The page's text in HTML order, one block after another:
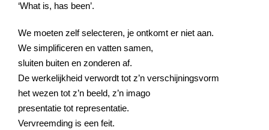
‘What is, has been’.
We moeten zelf selecteren, je ontkomt er niet aan.
We simplificeren en vatten samen,
sluiten buiten en zonderen af.
De werkelijkheid verwordt tot z’n verschijningsvorm
het wezen tot z’n beeld, z’n imago
presentatie tot representatie.
Vervreemding is een feit.